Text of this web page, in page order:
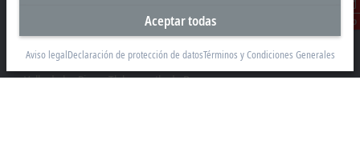
Contacto
Boulevard Manuel Ávila Camacho 2610, Torre B, Piso 9, Colonia
Valle de los Pinos, Tlalnepantla de Baz
Aceptar todas
Aviso legalDeclaración de protección de datosTérminos y Condiciones Generales